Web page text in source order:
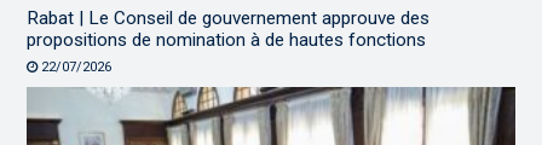
Rabat | Le Conseil de gouvernement approuve des
propositions de nomination à de hautes fonctions
22/07/2026